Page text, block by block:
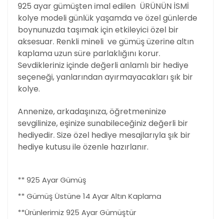
925 ayar gümüşten imal edilen ÜRÜNÜN İSMİ
kolye modeli günlük yaşamda ve özel günlerde
boynunuzda taşımak için etkileyici özel bir
aksesuar. Renkli mineli ve gümüş üzerine altın
kaplama uzun süre parlaklığını korur.
Sevdikleriniz içinde değerli anlamlı bir hediye
seçeneği, yanlarından ayırmayacakları şık bir
kolye.
Annenize, arkadaşınıza, öğretmeninize
sevgilinize, eşinize sunabileceğiniz değerli bir
hediyedir. Size özel hediye mesajlarıyla şık bir
hediye kutusu ile özenle hazırlanır.
** 925 Ayar Gümüş
** Gümüş Üstüne 14 Ayar Altın Kaplama
**Ürünlerimiz 925 Ayar Gümüştür